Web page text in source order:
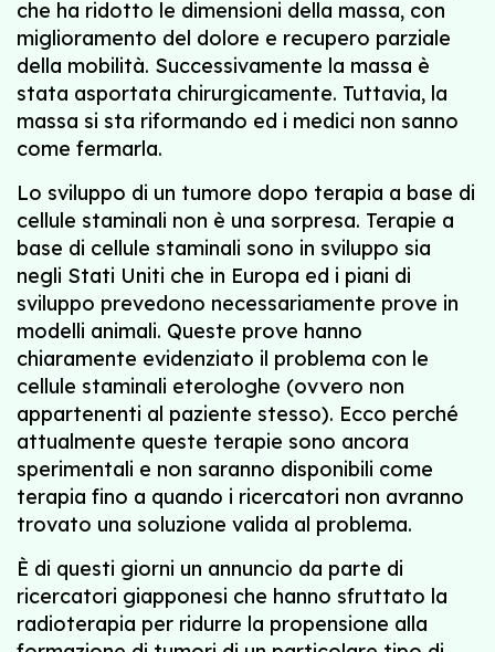
che ha ridotto le dimensioni della massa, con
miglioramento del dolore e recupero parziale
della mobilità. Successivamente la massa è
stata asportata chirurgicamente. Tuttavia, la
massa si sta riformando ed i medici non sanno
come fermarla.
Lo sviluppo di un tumore dopo terapia a base di
cellule staminali non è una sorpresa. Terapie a
base di cellule staminali sono in sviluppo sia
negli Stati Uniti che in Europa ed i piani di
sviluppo prevedono necessariamente prove in
modelli animali. Queste prove hanno
chiaramente evidenziato il problema con le
cellule staminali eterologhe (ovvero non
appartenenti al paziente stesso). Ecco perché
attualmente queste terapie sono ancora
sperimentali e non saranno disponibili come
terapia fino a quando i ricercatori non avranno
trovato una soluzione valida al problema.
È di questi giorni un annuncio da parte di
ricercatori giapponesi che hanno sfruttato la
radioterapia per ridurre la propensione alla